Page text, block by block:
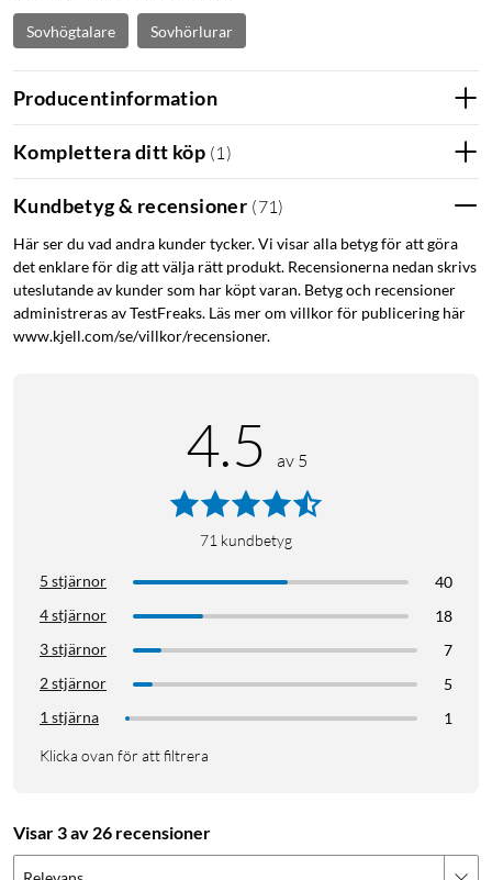
Sovhögtalare Sovhörlurar
Producentinformation
Komplettera ditt köp (1 )
Kundbetyg & recensioner (71 )
Här ser du vad andra kunder tycker. Vi visar alla betyg för att göra
det enklare för dig att välja rätt produkt. Recensionerna nedan skrivs
uteslutande av kunder som har köpt varan. Betyg och recensioner
administreras av TestFreaks. Läs mer om villkor för publicering här
www.kjell.com/se/villkor/recensioner.
4.5 av 5
71 kundbetyg
5 stjärnor
40
4 stjärnor
18
3 stjärnor
7
2 stjärnor
5
1 stjärna
1
Klicka ovan för att filtrera
Visar 3 av 26 recensioner